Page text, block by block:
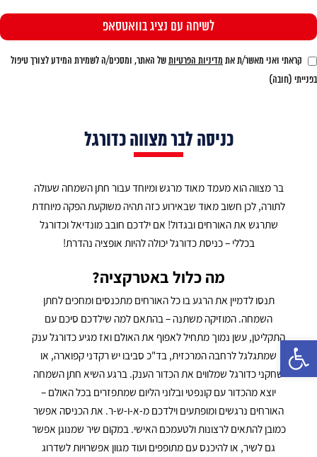
פתח סרגל נגישות
קראתי ואני מאשר/ת את מדיניות הפרטיותשל האתר, ומסכים/ה לשמירת המידע לצורך טיפול
בפנייתי (חובה)
כניסה לבר מצווה כדורגל
בר מצווה הוא מעמד מאוד מרגש ומיוחד עבור חתן השמחה שעולה
לתורה, לכן חשוב מאוד שבאירוע כזה תהיה משוקעת הפקה מיוחדת
שתרגש את האורחים ובגדול! אם ילדכם חובב מונדיאל וכדורגל
בכללי – כניסת כדורגל יכולה להיות אופציה נהדרת!
מה כלול באטרקציה?
תנסו לדמיין את הרגע בו כל האורחים מתכנסים ומחכים לחתן
השמחה. המוזיקה משתנה – בהתאם למה שילדכם סיכם עם
התקליטן, עשן נמוך מתחיל לאפוף את האולם ואז מגיע כדורגל ענק
שמתגלגל לרחבה המרכזית, בד"כ סביבו יש רקדני קפוארה, או
שחקני כדורגל שמלווים את הכדור הענק. ברגע השיא חתן השמחה
יוצא מהכדור עם קונפטי ובלוני הליום שמתפזרים בכל האולם –
האורחים נרגשים ומופתעים וילדכם מ-א-ו-ש-ר. את הכניסה אפשר
כמובן להתאים לרצונות ולטעמכם האישי. במקום שיר שמנוגן אפשר
גם לשיר, או להיכנס עם מתופפים ועוד מגוון אפשרויות לשדרוג